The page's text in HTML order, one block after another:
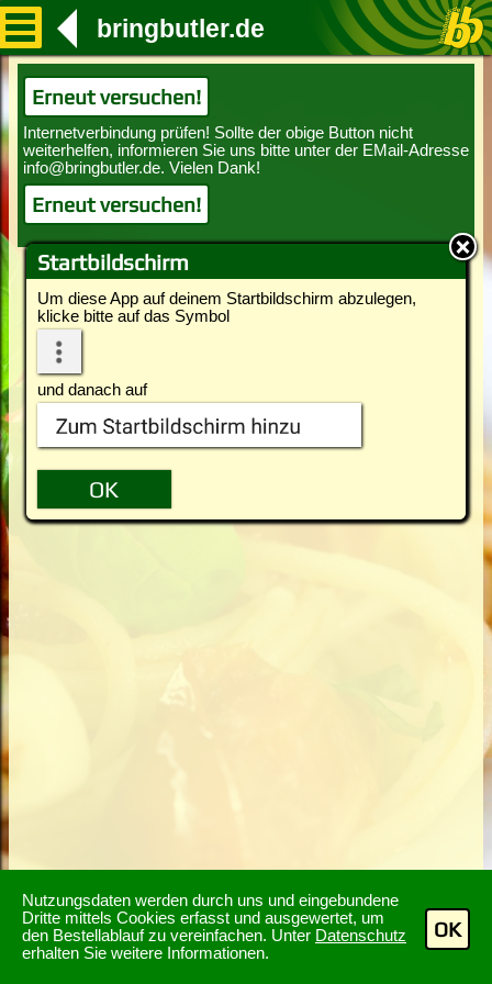
Nutzungsdaten werden durch uns und eingebundene
Dritte mittels Cookies erfasst und ausgewertet, um
den Bestellablauf zu vereinfachen. Unter Datenschutz
erhalten Sie weitere Informationen.
OK
Startbildschirm
Um diese App auf deinem Startbildschirm abzulegen,
klicke bitte auf das Symbol
und danach auf
bringbutler.de
Erneut versuchen!
Erneut versuchen!